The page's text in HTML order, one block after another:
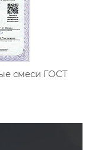
смеси ГОСТ